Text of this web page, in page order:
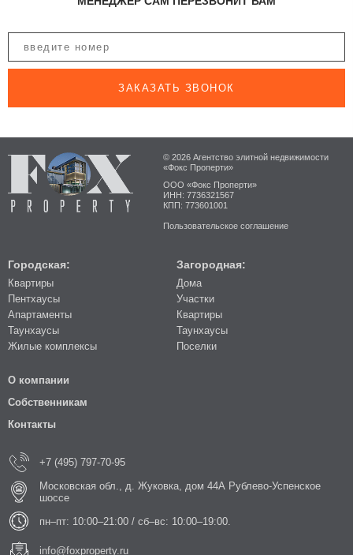
ЗАКАЗАТЬ ЗВОНОК
© 2026 Агентство элитной недвижимости
«Фокс Проперти»
ООО «Фокс Проперти»
ИНН: 7736321567
КПП: 773601001
Пользовательское соглашение
Городская:
Квартиры
Пентхаусы
Апартаменты
Таунхаусы
Жилые комплексы
Загородная:
Дома
Участки
Квартиры
Таунхаусы
Поселки
О компании
Собственникам
Контакты
+7 (495) 797-70-95
Московская обл., д. Жуковка, дом 44А Рублево-Успенское
шоссе
пн–пт: 10:00–21:00 / сб–вс: 10:00–19:00.
info@foxproperty.ru